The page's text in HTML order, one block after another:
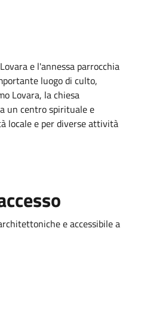
e l'annessa parrocchia
luogo di culto,
Lovara, la chiesa
un centro spirituale e
locale e per diverse attività
e accessibile a